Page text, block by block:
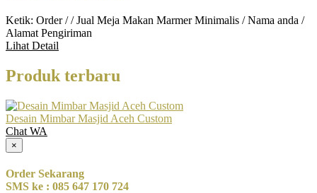
Ketik: Order / / Jual Meja Makan Marmer Minimalis / Nama anda /
Alamat Pengiriman
Lihat Detail
Produk terbaru
Desain Mimbar Masjid Aceh Custom
Chat WA
×
Order Sekarang
SMS ke : 085 647 170 724